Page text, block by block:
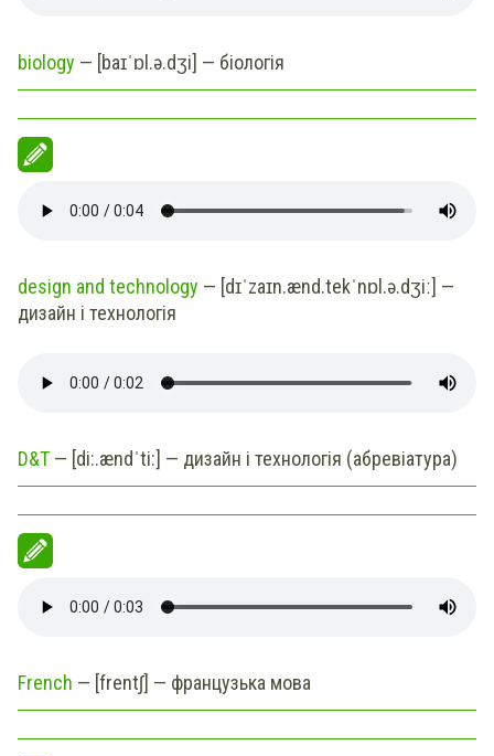
biology — [baɪˈɒl.ə.dʒi] — біологія
design and technology — [dɪˈzaɪn.ænd.tekˈnɒl.ə.dʒiː] —
дизайн і технологія
D&T — [di:.ændˈti:] — дизайн і технологія (абревіатура)
French — [frentʃ] — французька мова